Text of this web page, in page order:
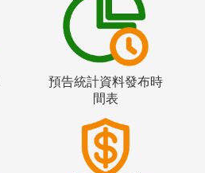
預告統計資料發布時
間表